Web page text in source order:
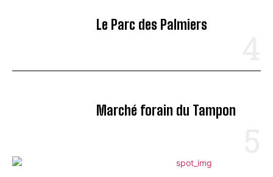
Le Parc des Palmiers
Marché forain du Tampon